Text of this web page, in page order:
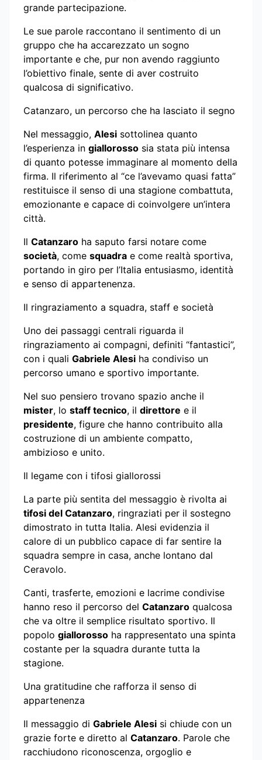
grande partecipazione.
Le sue parole raccontano il sentimento di un
gruppo che ha accarezzato un sogno
importante e che, pur non avendo raggiunto
l’obiettivo finale, sente di aver costruito
qualcosa di significativo.
Catanzaro, un percorso che ha lasciato il segno
Nel messaggio, Alesi sottolinea quanto
l’esperienza in giallorosso sia stata più intensa
di quanto potesse immaginare al momento della
firma. Il riferimento al “ce l’avevamo quasi fatta”
restituisce il senso di una stagione combattuta,
emozionante e capace di coinvolgere un’intera
città.
Il Catanzaro ha saputo farsi notare come
società, come squadra e come realtà sportiva,
portando in giro per l’Italia entusiasmo, identità
e senso di appartenenza.
Il ringraziamento a squadra, staff e società
Uno dei passaggi centrali riguarda il
ringraziamento ai compagni, definiti “fantastici”,
con i quali Gabriele Alesi ha condiviso un
percorso umano e sportivo importante.
Nel suo pensiero trovano spazio anche il
mister, lo staff tecnico, il direttore e il
presidente, figure che hanno contribuito alla
costruzione di un ambiente compatto,
ambizioso e unito.
Il legame con i tifosi giallorossi
La parte più sentita del messaggio è rivolta ai
tifosi del Catanzaro, ringraziati per il sostegno
dimostrato in tutta Italia. Alesi evidenzia il
calore di un pubblico capace di far sentire la
squadra sempre in casa, anche lontano dal
Ceravolo.
Canti, trasferte, emozioni e lacrime condivise
hanno reso il percorso del Catanzaro qualcosa
che va oltre il semplice risultato sportivo. Il
popolo giallorosso ha rappresentato una spinta
costante per la squadra durante tutta la
stagione.
Una gratitudine che rafforza il senso di
appartenenza
Il messaggio di Gabriele Alesi si chiude con un
grazie forte e diretto al Catanzaro. Parole che
racchiudono riconoscenza, orgoglio e